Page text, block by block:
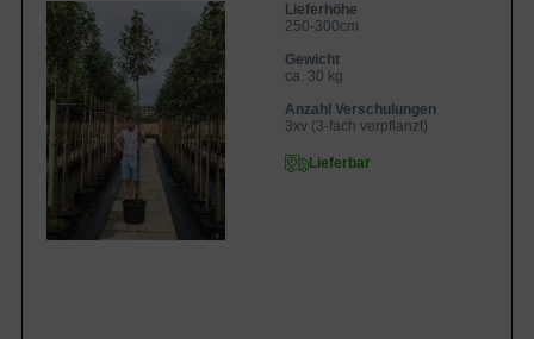
Lieferhöhe
250-300cm
Gewicht
ca. 30 kg
Anzahl Verschulungen
3xv (3-fach verpflanzt)
Lieferbar